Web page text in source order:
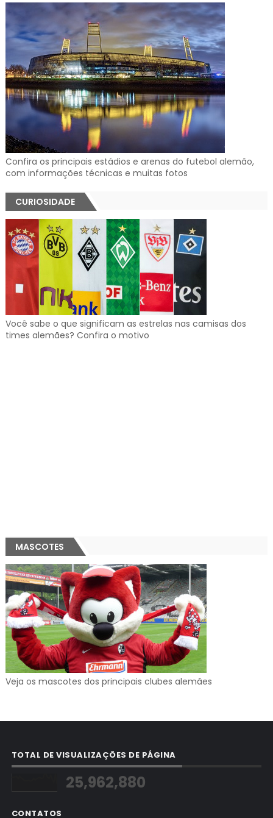
Confira os principais estádios e arenas do futebol alemão,
com informações técnicas e muitas fotos
CURIOSIDADE
Você sabe o que significam as estrelas nas camisas dos
times alemães? Confira o motivo
MASCOTES
Veja os mascotes dos principais clubes alemães
TOTAL DE VISUALIZAÇÕES DE PÁGINA
25,962,880
CONTATOS